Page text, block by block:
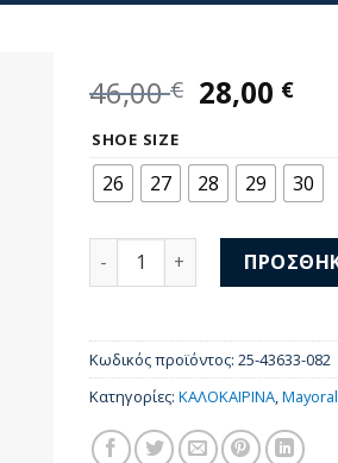
46,00€ Original
price
46,00 €.
28,00 €Η
SHOE SIZE
26 27 28 29 30
Mayoral Σανδάλια 25-
Κωδικός προϊόντος: 25-43633-082
Κατηγορίες: ΚΑΛΟΚΑΙΡΙΝΑ,Mayoral